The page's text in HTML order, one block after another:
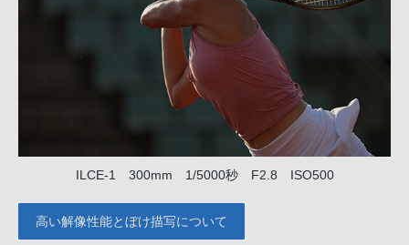
ILCE-1 300mm 1/5000秒 F2.8 ISO500
高い解像性能とぼけ描写について